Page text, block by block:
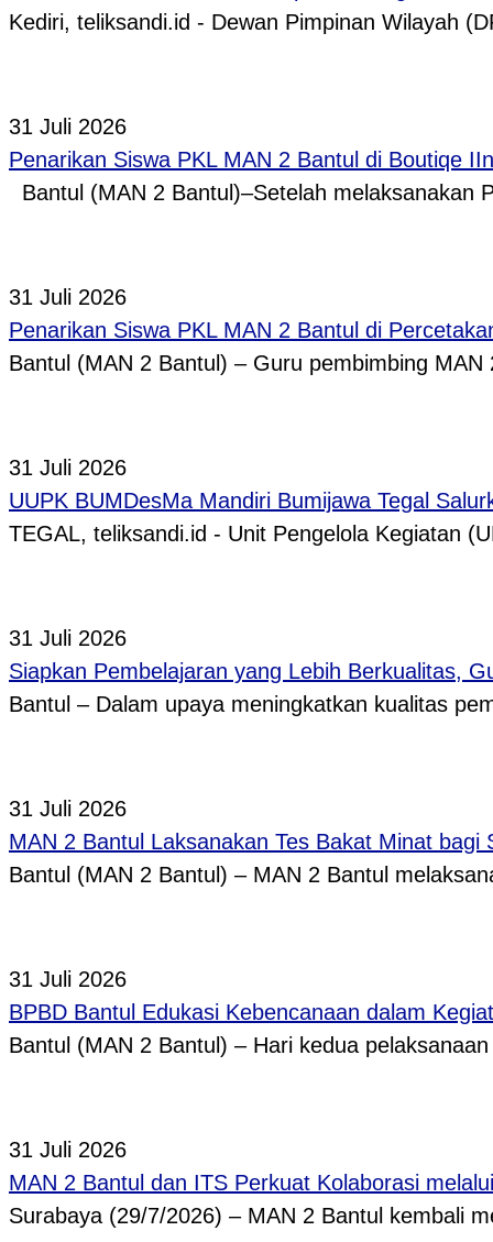
Kediri, teliksandi.id - Dewan Pimpinan Wilayah
31 Juli 2026
Penarikan Siswa PKL MAN 2 Bantul di Boutiqe
Bantul (MAN 2 Bantul)–Setelah melaksanakan
31 Juli 2026
Penarikan Siswa PKL MAN 2 Bantul di
Bantul (MAN 2 Bantul) – Guru pembimbing
31 Juli 2026
UUPK BUMDesMa Mandiri Bumijawa Tegal
TEGAL, teliksandi.id - Unit Pengelola Kegiatan
31 Juli 2026
Siapkan Pembelajaran yang Lebih Berkualitas,
Bantul – Dalam upaya meningkatkan kualitas
31 Juli 2026
MAN 2 Bantul Laksanakan Tes Bakat Minat bagi
Bantul (MAN 2 Bantul) – MAN 2 Bantul
31 Juli 2026
BPBD Bantul Edukasi Kebencanaan dalam
Bantul (MAN 2 Bantul) – Hari kedua
31 Juli 2026
MAN 2 Bantul dan ITS Perkuat Kolaborasi
Surabaya (29/7/2026) – MAN 2 Bantul kembali